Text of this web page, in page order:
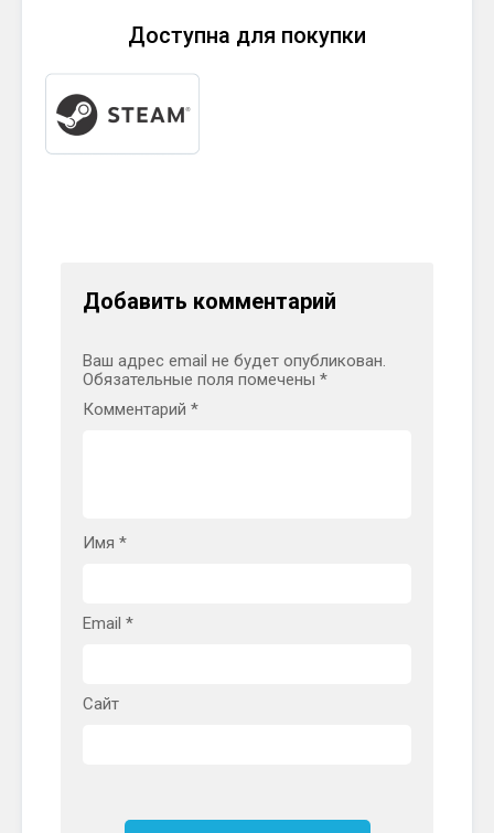
Доступна для покупки
Добавить комментарий
Ваш адрес email не будет опубликован.
Обязательные поля помечены *
Комментарий *
Имя *
Email *
Сайт